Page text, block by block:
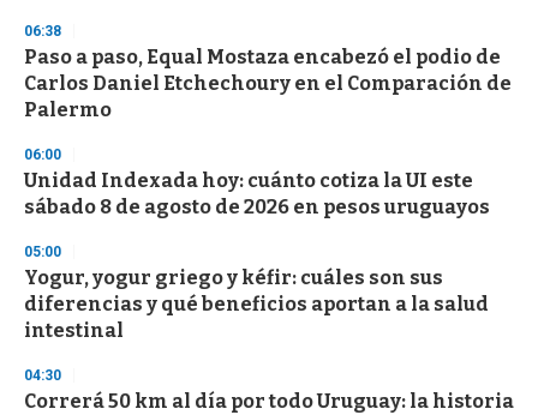
s
06:38
Paso a paso, Equal Mostaza encabezó el podio de
Carlos Daniel Etchechoury en el Comparación de
Palermo
06:00
Unidad Indexada hoy: cuánto cotiza la UI este
sábado 8 de agosto de 2026 en pesos uruguayos
05:00
Yogur, yogur griego y kéfir: cuáles son sus
diferencias y qué beneficios aportan a la salud
intestinal
04:30
Correrá 50 km al día por todo Uruguay: la historia